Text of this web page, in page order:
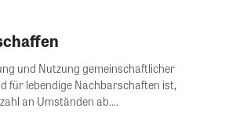
und Nutzung gemeinschaftlicher
für lebendige Nachbarschaften ist,
an Umständen ab....